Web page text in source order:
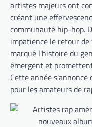
artistes majeurs ont
créant une
communauté hip-hop.
impatience le retour
marqué l'histoire du
émergent et
Cette année
pour les amateurs de